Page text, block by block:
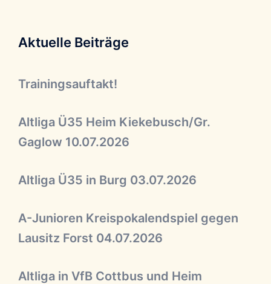
Aktuelle Beiträge
Trainingsauftakt!
Altliga Ü35 Heim Kiekebusch/Gr.
Gaglow 10.07.2026
Altliga Ü35 in Burg 03.07.2026
A-Junioren Kreispokalendspiel gegen
Lausitz Forst 04.07.2026
Altliga in VfB Cottbus und Heim